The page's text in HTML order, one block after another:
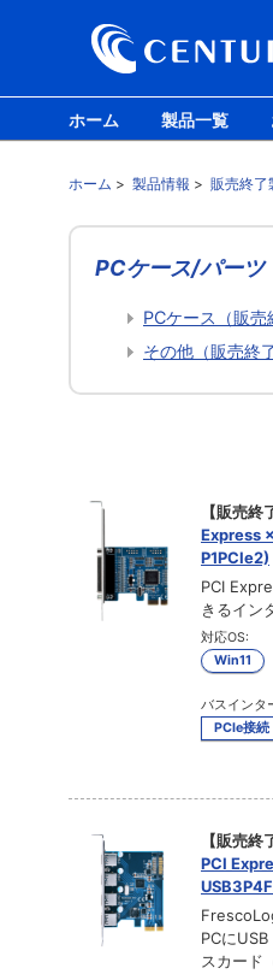
ホーム 製品一覧
ホーム > 製品情報 > 販売終了
PCケース/パーツ
PCケース（販売
その他（販売終
【販売終
Express
P1PCIe2)
PCI
きるイン
対応OS:
Win11
バスインタ
PCIe接続
【販売終
PCI
PCに
スカード